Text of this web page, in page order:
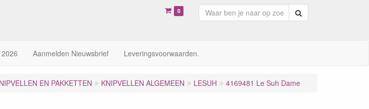
0
Aanmelden Nieuwsbrief Leveringsvoorwaarden.
EN PAKKETTEN KNIPVELLEN ALGEMEEN LESUH 4169481 Le Suh Dame